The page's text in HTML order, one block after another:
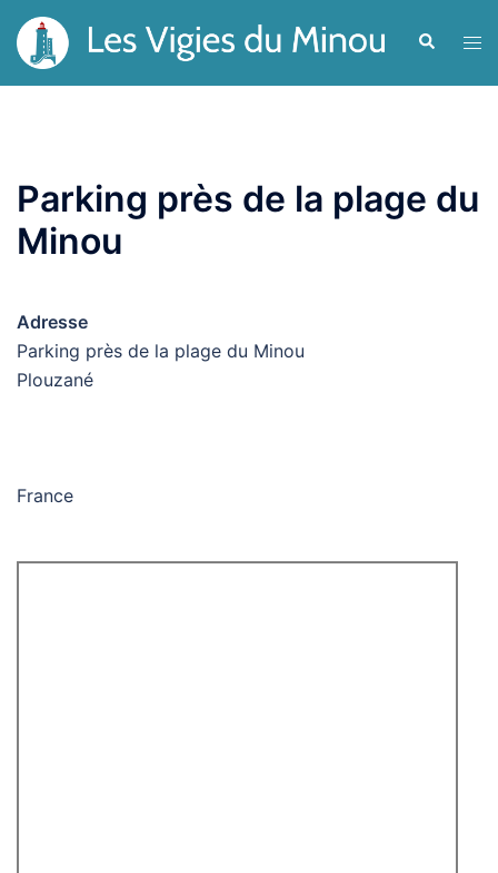
Aller
au
contenu
Parking près de la plage du
Minou
Adresse
Parking près de la plage du Minou
Plouzané
France